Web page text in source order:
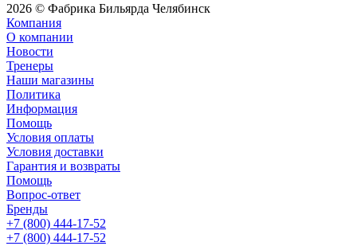
2026 © Фабрика Бильярда Челябинск
Компания
О компании
Новости
Тренеры
Наши магазины
Политика
Информация
Помощь
Условия оплаты
Условия доставки
Гарантия и возвраты
Помощь
Вопрос-ответ
Бренды
+7 (800) 444-17-52
+7 (800) 444-17-52